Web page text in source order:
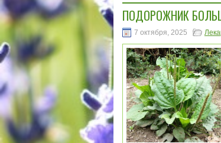
ПОДОРОЖНИК
7 октября, 2025